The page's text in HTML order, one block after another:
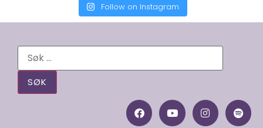
Follow on Instagram